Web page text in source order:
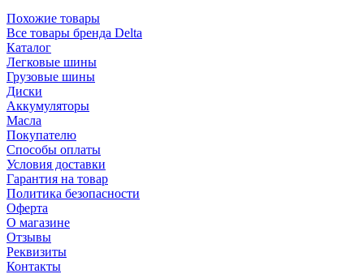
Похожие товары
Все товары бренда Delta
Каталог
Легковые шины
Грузовые шины
Диски
Аккумуляторы
Масла
Покупателю
Способы оплаты
Условия доставки
Гарантия на товар
Политика безопасности
Оферта
О магазине
Отзывы
Реквизиты
Контакты